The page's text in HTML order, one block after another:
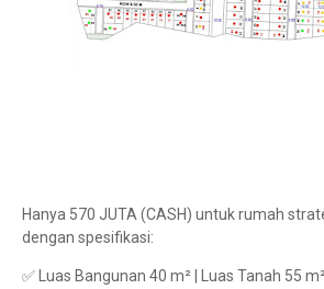
Hanya 570 JUTA (CASH) untuk rumah
dengan spesifikasi:
✅ Luas Bangunan 40 m² | Luas Tanah 55